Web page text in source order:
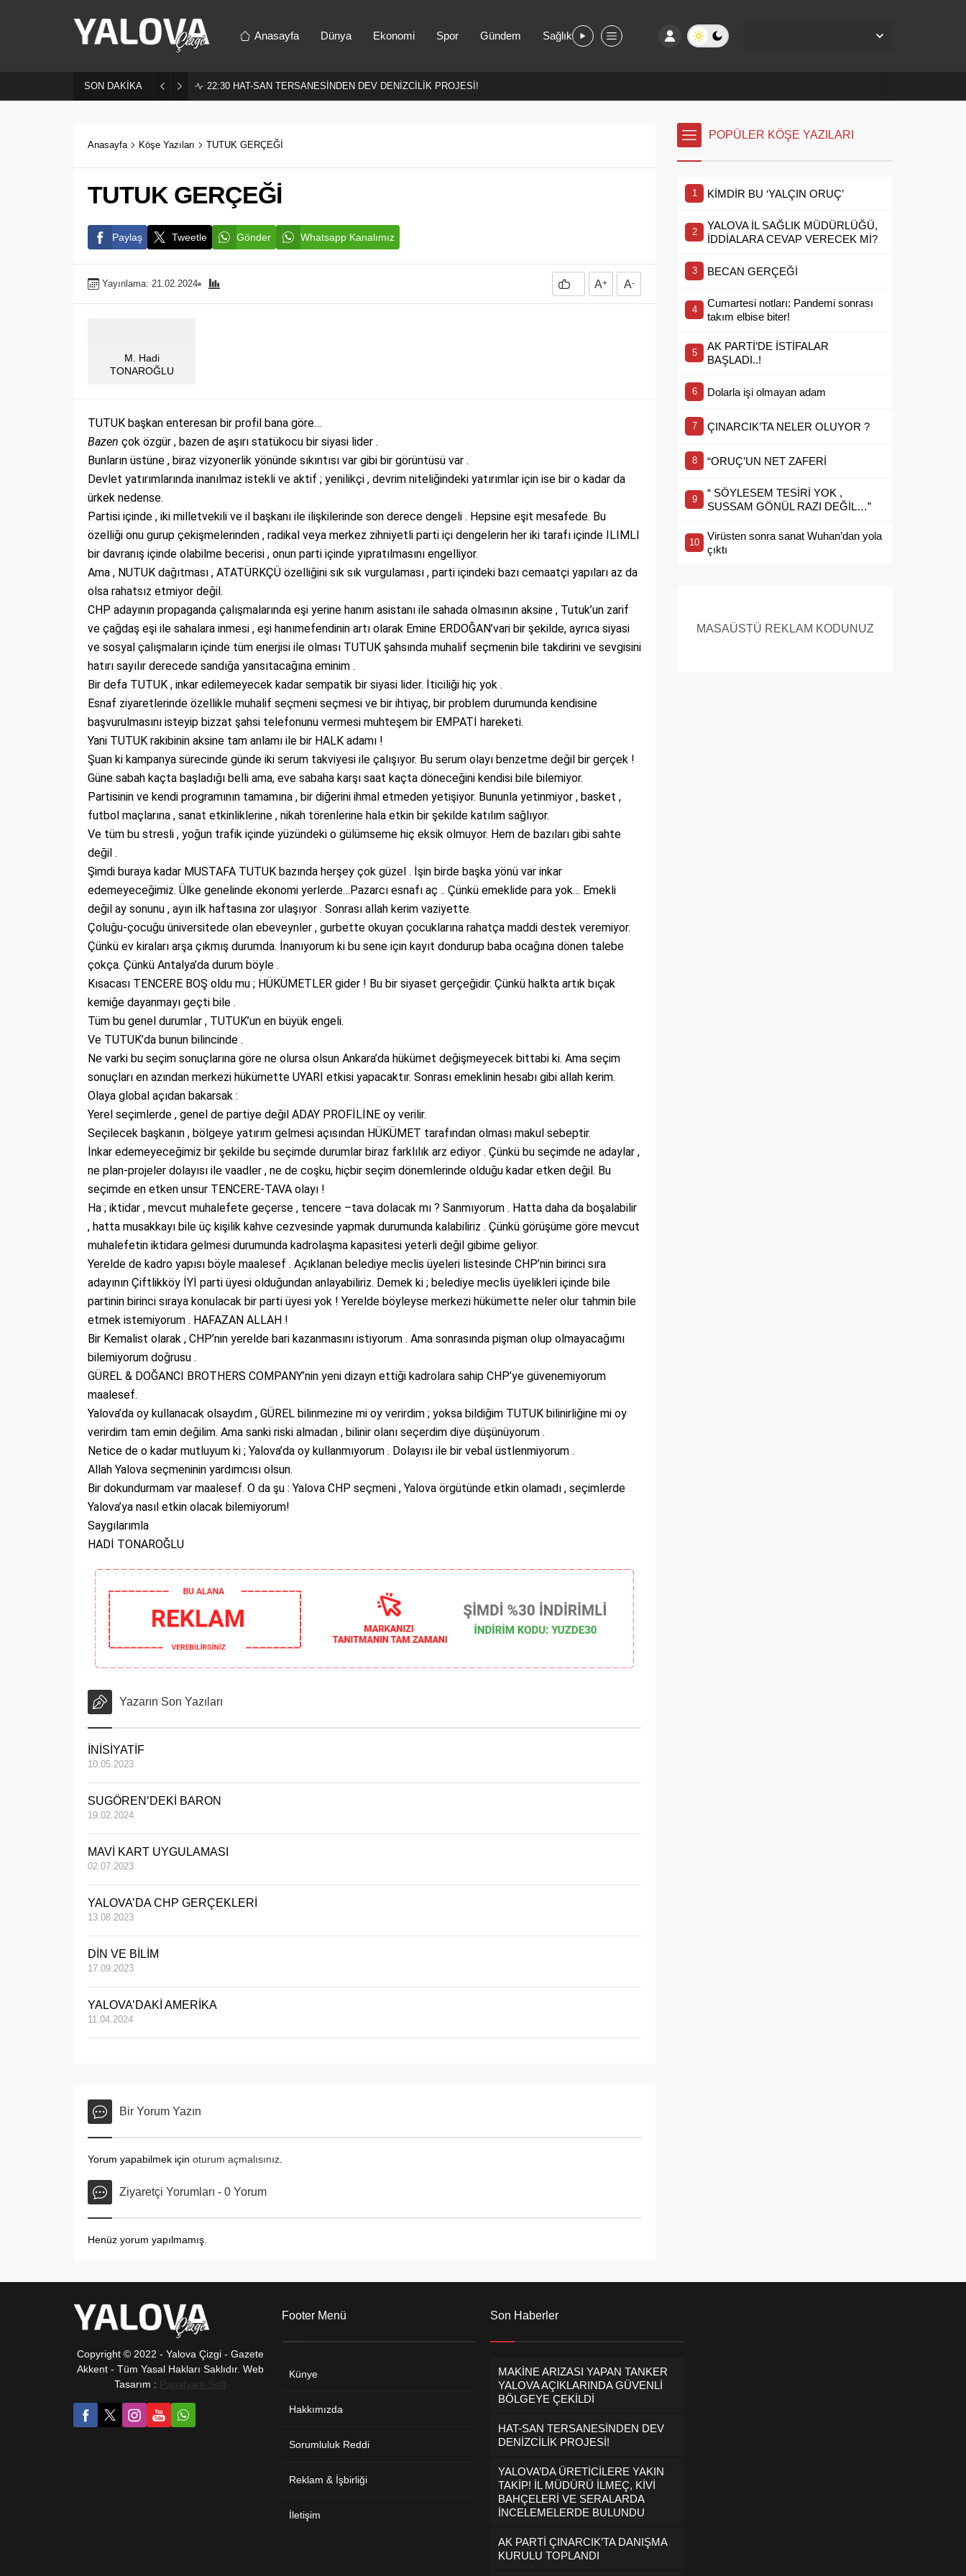
Anasayfa Dünya Ekonomi Spor Gündem Sağlık
SON DAKİKA 22:30 HAT-SAN TERSANESİNDEN DEV DENİZCİLİK PROJESİ!
Anasayfa Köşe Yazıları TUTUK GERÇEĞİ
TUTUK GERÇEĞİ
Paylaş Tweetle Gönder Whatsapp Kanalımız
Yayınlama: 21.02.2024 A+ A-
M. Hadi
TONAROĞLU
TUTUK başkan enteresan bir profil bana göre…
Bazen çok özgür , bazen de aşırı statükocu bir siyasi lider .
Bunların üstüne , biraz vizyonerlik yönünde sıkıntısı var gibi bir görüntüsü var .
Devlet yatırımlarında inanılmaz istekli ve aktif ; yenilikçi , devrim niteliğindeki yatırımlar için ise bir o kadar da
ürkek nedense.
Partisi içinde , iki milletvekili ve il başkanı ile ilişkilerinde son derece dengeli . Hepsine eşit mesafede. Bu
özelliği onu gurup çekişmelerinden , radikal veya merkez zihniyetli parti içi dengelerin her iki tarafı içinde ILIMLI
bir davranış içinde olabilme becerisi , onun parti içinde yıpratılmasını engelliyor.
Ama , NUTUK dağıtması , ATATÜRKÇÜ özelliğini sık sık vurgulaması , parti içindeki bazı cemaatçi yapıları az da
olsa rahatsız etmiyor değil.
CHP adayının propaganda çalışmalarında eşi yerine hanım asistanı ile sahada olmasının aksine , Tutuk’un zarif
ve çağdaş eşi ile sahalara inmesi , eşi hanımefendinin artı olarak Emine ERDOĞAN’vari bir şekilde, ayrıca siyasi
ve sosyal çalışmaların içinde tüm enerjisi ile olması TUTUK şahsında muhalif seçmenin bile takdirini ve sevgisini
hatırı sayılır derecede sandığa yansıtacağına eminim .
Bir defa TUTUK , inkar edilemeyecek kadar sempatik bir siyasi lider. İticiliği hiç yok .
Esnaf ziyaretlerinde özellikle muhalif seçmeni seçmesi ve bir ihtiyaç, bir problem durumunda kendisine
başvurulmasını isteyip bizzat şahsi telefonunu vermesi muhteşem bir EMPATİ hareketi.
Yani TUTUK rakibinin aksine tam anlamı ile bir HALK adamı !
Şuan ki kampanya sürecinde günde iki serum takviyesi ile çalışıyor. Bu serum olayı benzetme değil bir gerçek !
Güne sabah kaçta başladığı belli ama, eve sabaha karşı saat kaçta döneceğini kendisi bile bilemiyor.
Partisinin ve kendi programının tamamına , bir diğerini ihmal etmeden yetişiyor. Bununla yetinmiyor , basket ,
futbol maçlarına , sanat etkinliklerine , nikah törenlerine hala etkin bir şekilde katılım sağlıyor.
Ve tüm bu stresli , yoğun trafik içinde yüzündeki o gülümseme hiç eksik olmuyor. Hem de bazıları gibi sahte
değil .
Şimdi buraya kadar MUSTAFA TUTUK bazında herşey çok güzel . İşin birde başka yönü var inkar
edemeyeceğimiz. Ülke genelinde ekonomi yerlerde…Pazarcı esnafı aç .. Çünkü emeklide para yok… Emekli
değil ay sonunu , ayın ilk haftasına zor ulaşıyor . Sonrası allah kerim vaziyette.
Çoluğu-çocuğu üniversitede olan ebeveynler , gurbette okuyan çocuklarına rahatça maddi destek veremiyor.
Çünkü ev kiraları arşa çıkmış durumda. İnanıyorum ki bu sene için kayıt dondurup baba ocağına dönen talebe
çokça. Çünkü Antalya’da durum böyle .
Kısacası TENCERE BOŞ oldu mu ; HÜKÜMETLER gider ! Bu bir siyaset gerçeğidir. Çünkü halkta artık bıçak
kemiğe dayanmayı geçti bile .
Tüm bu genel durumlar , TUTUK’un en büyük engeli.
Ve TUTUK’da bunun bilincinde .
Ne varki bu seçim sonuçlarına göre ne olursa olsun Ankara’da hükümet değişmeyecek bittabi ki. Ama seçim
sonuçları en azından merkezi hükümette UYARI etkisi yapacaktır. Sonrası emeklinin hesabı gibi allah kerim.
Olaya global açıdan bakarsak :
Yerel seçimlerde , genel de partiye değil ADAY PROFİLİNE oy verilir.
Seçilecek başkanın , bölgeye yatırım gelmesi açısından HÜKÜMET tarafından olması makul sebeptir.
İnkar edemeyeceğimiz bir şekilde bu seçimde durumlar biraz farklılık arz ediyor . Çünkü bu seçimde ne adaylar ,
ne plan-projeler dolayısı ile vaadler , ne de coşku, hiçbir seçim dönemlerinde olduğu kadar etken değil. Bu
seçimde en etken unsur TENCERE-TAVA olayı !
Ha ; iktidar , mevcut muhalefete geçerse , tencere –tava dolacak mı ? Sanmıyorum . Hatta daha da boşalabilir
, hatta musakkayı bile üç kişilik kahve cezvesinde yapmak durumunda kalabiliriz . Çünkü görüşüme göre mevcut
muhalefetin iktidara gelmesi durumunda kadrolaşma kapasitesi yeterli değil gibime geliyor.
Yerelde de kadro yapısı böyle maalesef . Açıklanan belediye meclis üyeleri listesinde CHP’nin birinci sıra
adayının Çiftlikköy İYİ parti üyesi olduğundan anlayabiliriz. Demek ki ; belediye meclis üyelikleri içinde bile
partinin birinci sıraya konulacak bir parti üyesi yok ! Yerelde böyleyse merkezi hükümette neler olur tahmin bile
etmek istemiyorum . HAFAZAN ALLAH !
Bir Kemalist olarak , CHP’nin yerelde bari kazanmasını istiyorum . Ama sonrasında pişman olup olmayacağımı
bilemiyorum doğrusu .
GÜREL & DOĞANCI BROTHERS COMPANY’nin yeni dizayn ettiği kadrolara sahip CHP’ye güvenemiyorum
maalesef.
Yalova’da oy kullanacak olsaydım , GÜREL bilinmezine mi oy verirdim ; yoksa bildiğim TUTUK bilinirliğine mi oy
verirdim tam emin değilim. Ama sanki riski almadan , bilinir olanı seçerdim diye düşünüyorum .
Netice de o kadar mutluyum ki ; Yalova’da oy kullanmıyorum . Dolayısı ile bir vebal üstlenmiyorum .
Allah Yalova seçmeninin yardımcısı olsun.
Bir dokundurmam var maalesef. O da şu : Yalova CHP seçmeni , Yalova örgütünde etkin olamadı , seçimlerde
Yalova’ya nasıl etkin olacak bilemiyorum!
Saygılarımla
HADİ TONAROĞLU
Yazarın Son Yazıları
İNİSİYATİF
10.05.2023
SUGÖREN’DEKİ BARON
19.02.2024
MAVİ KART UYGULAMASI
02.07.2023
YALOVA’DA CHP GERÇEKLERİ
13.08.2023
DİN VE BİLİM
17.09.2023
YALOVA’DAKİ AMERİKA
11.04.2024
Bir Yorum Yazın
Yorum yapabilmek için oturum açmalısınız
Ziyaretçi Yorumları - 0 Yorum
Henüz yorum yapılmamış.
POPÜLER KÖŞE YAZILARI
KİMDİR BU ‘YALÇIN ORUÇ’
YALOVA İL SAĞLIK MÜDÜRLÜĞÜ,
İDDİALARA CEVAP VERECEK Mİ?
BECAN GERÇEĞİ
Cumartesi notları: Pandemi sonrası
takım elbise biter!
AK PARTİ’DE İSTİFALAR
BAŞLADI..!
Dolarla işi olmayan adam
ÇINARCIK’TA NELER OLUYOR ?
“ORUÇ’UN NET ZAFERİ
“ SÖYLESEM TESİRİ YOK ,
SUSSAM GÖNÜL RAZI DEĞİL…”
Virüsten sonra sanat Wuhan’dan yola
çıktı
MASAÜSTÜ REKLAM KODUNUZ
Copyright © 2022 - Yalova Çizgi - Gazete
Akkent - Tüm Yasal Hakları Saklıdır. Web
Tasarım : Papatyam Soft
Footer Menü
Künye
Hakkımızda
Sorumluluk Reddi
Reklam & İşbirliği
İletişim
Son Haberler
MAKİNE ARIZASI YAPAN TANKER
YALOVA AÇIKLARINDA GÜVENLİ
BÖLGEYE ÇEKİLDİ
HAT-SAN TERSANESİNDEN DEV
DENİZCİLİK PROJESİ!
YALOVA’DA ÜRETİCİLERE YAKIN
TAKİP! İL MÜDÜRÜ İLMEÇ, KİVİ
BAHÇELERİ VE SERALARDA
İNCELEMELERDE BULUNDU
AK PARTİ ÇINARCIK’TA DANIŞMA
KURULU TOPLANDI